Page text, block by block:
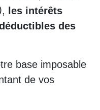
, les intérêts
des
base imposable
de vos